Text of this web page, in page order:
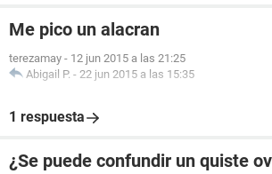
Me pico un alacran
terezamay - 12 jun 2015 a las 21:25
Abigail P. - 22 jun 2015 a las 15:35
1 respuesta
¿Se puede confundir un quiste